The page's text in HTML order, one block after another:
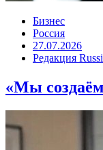
Бизнес
Россия
27.07.2026
Редакция
«Мы создаём